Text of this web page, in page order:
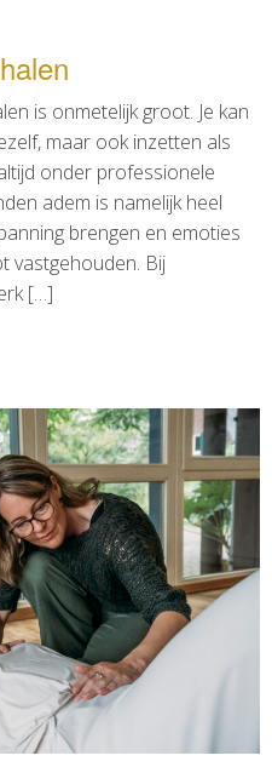
is onmetelijk groot. Je kan
maar ook inzetten als
onder professionele
adem is namelijk heel
brengen en emoties
vastgehouden. Bij
[…]